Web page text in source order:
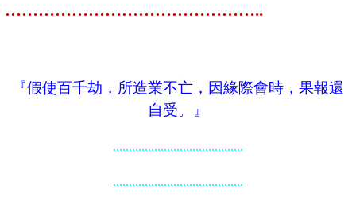
………………………………………..
『假使百千劫，所造業不亡，因緣際會時，果報還
自受。』
.........................................
.........................................